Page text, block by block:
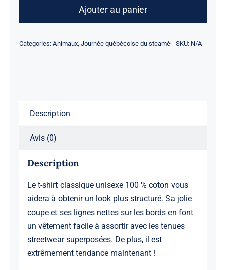
Chien
Steamé
Ajouter au panier
Categories: Animaux, Journée québécoise du steamé SKU: N/A
Description
Avis (0)
Description
Le t-shirt classique unisexe 100 % coton vous
aidera à obtenir un look plus structuré. Sa jolie
coupe et ses lignes nettes sur les bords en font
un vêtement facile à assortir avec les tenues
streetwear superposées. De plus, il est
extrêmement tendance maintenant !